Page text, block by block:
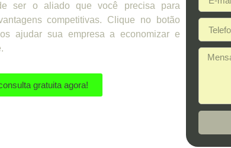
ser o aliado que você precisa para
competitivas. Clique no botão
ajudar sua empresa a economizar e
gratuita agora!